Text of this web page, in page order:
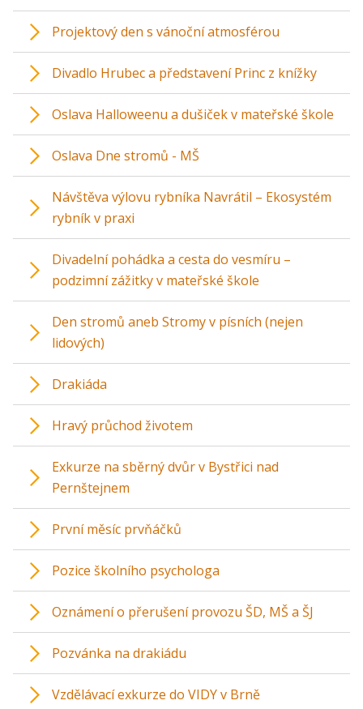
Projektový den s vánoční atmosférou
Divadlo Hrubec a představení Princ z knížky
Oslava Halloweenu a dušiček v mateřské škole
Oslava Dne stromů - MŠ
Návštěva výlovu rybníka Navrátil – Ekosystém
rybník v praxi
Divadelní pohádka a cesta do vesmíru –
podzimní zážitky v mateřské škole
Den stromů aneb Stromy v písních (nejen
lidových)
Drakiáda
Hravý průchod životem
Exkurze na sběrný dvůr v Bystřici nad
Pernštejnem
První měsíc prvňáčků
Pozice školního psychologa
Oznámení o přerušení provozu ŠD, MŠ a ŠJ
Pozvánka na drakiádu
Vzdělávací exkurze do VIDY v Brně